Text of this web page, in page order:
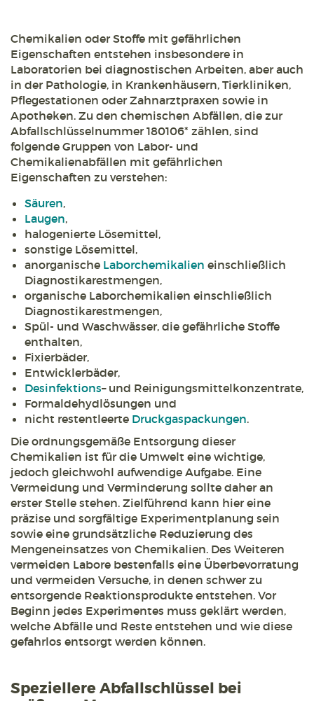
Chemikalien oder Stoffe mit gefährlichen
Eigenschaften entstehen insbesondere in
Laboratorien bei diagnostischen Arbeiten, aber auch
in der Pathologie, in Krankenhäusern, Tierkliniken,
Pflegestationen oder Zahnarztpraxen sowie in
Apotheken. Zu den chemischen Abfällen, die zur
Abfallschlüsselnummer 180106* zählen, sind
folgende Gruppen von Labor- und
Chemikalienabfällen mit gefährlichen
Eigenschaften zu verstehen:
Säuren,
Laugen,
halogenierte Lösemittel,
sonstige Lösemittel,
anorganische Laborchemikalien einschließlich
Diagnostikarestmengen,
organische Laborchemikalien einschließlich
Diagnostikarestmengen,
Spül- und Waschwässer, die gefährliche Stoffe
enthalten,
Fixierbäder,
Entwicklerbäder,
Desinfektions– und Reinigungsmittelkonzentrate,
Formaldehydlösungen und
nicht restentleerte Druckgaspackungen.
Die ordnungsgemäße Entsorgung dieser
Chemikalien ist für die Umwelt eine wichtige,
jedoch gleichwohl aufwendige Aufgabe. Eine
Vermeidung und Verminderung sollte daher an
erster Stelle stehen. Zielführend kann hier eine
präzise und sorgfältige Experimentplanung sein
sowie eine grundsätzliche Reduzierung des
Mengeneinsatzes von Chemikalien. Des Weiteren
vermeiden Labore bestenfalls eine Überbevorratung
und vermeiden Versuche, in denen schwer zu
entsorgende Reaktionsprodukte entstehen. Vor
Beginn jedes Experimentes muss geklärt werden,
welche Abfälle und Reste entstehen und wie diese
gefahrlos entsorgt werden können.
Speziellere Abfallschlüssel bei